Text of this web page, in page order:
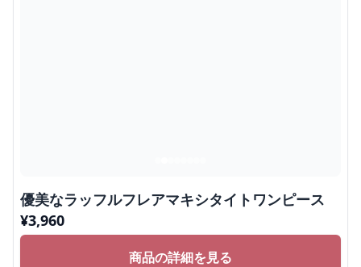
優美なラッフルフレアマキシタイトワンピース
¥3,960
商品の詳細を見る